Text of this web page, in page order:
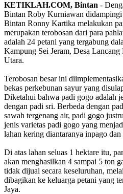
KETIKLAH.COM, Bintan -
Bintan Roby Kurniawan didampingi
Bintan Ronny Kartika melakukan
merupakan terobosan dari para
adalah 24 petani yang tergabung
Kampung Sei Jeram, Desa
Utara.
Terobosan besar ini
bekas perkebunan sayur yang
Diketahui bahwa padi gogo adalah
dengan padi sri. Berbeda dengan
sawah tergenang air, padi gogo
jenis varietas padi gogo yang
lahan kering diantaranya inpago dan
Di atas lahan seluas 1 hektare itu,
akan menghasilkan 4 sampai 5 ton
tidak dijual secara keseluruhan,
dibagikan ke keluarga petani yang
Jaya.